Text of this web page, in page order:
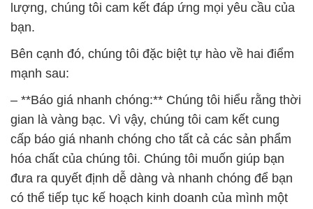
lượng, chúng tôi cam kết đáp ứng mọi yêu cầu của
bạn.
Bên cạnh đó, chúng tôi đặc biệt tự hào về hai điểm
mạnh sau:
– **Báo giá nhanh chóng:** Chúng tôi hiểu rằng thời
gian là vàng bạc. Vì vậy, chúng tôi cam kết cung
cấp báo giá nhanh chóng cho tất cả các sản phẩm
hóa chất của chúng tôi. Chúng tôi muốn giúp bạn
đưa ra quyết định dễ dàng và nhanh chóng để bạn
có thể tiếp tục kế hoạch kinh doanh của mình một